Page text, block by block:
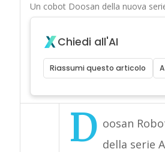
Un cobot Doosan della nuova
Chiedi all'AI
Riassumi questo articolo
D oosan
della serie